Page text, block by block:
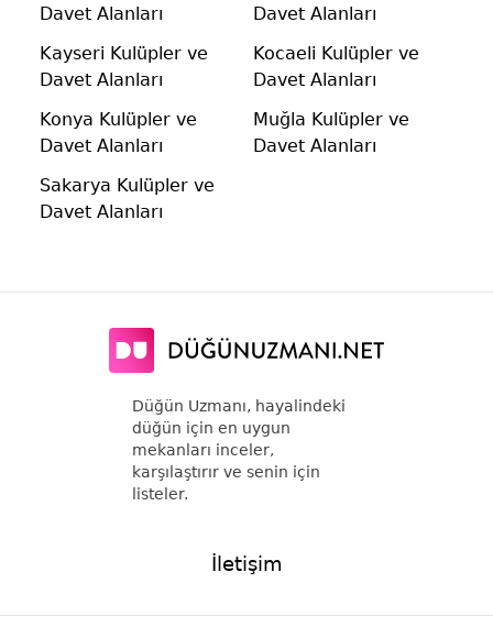
Davet Alanları
Davet Alanları
Kayseri Kulüpler ve
Davet Alanları
Kocaeli Kulüpler ve
Davet Alanları
Konya Kulüpler ve
Davet Alanları
Muğla Kulüpler ve
Davet Alanları
Sakarya Kulüpler ve
Davet Alanları
Düğün Uzmanı, hayalindeki
düğün için en uygun
mekanları inceler,
karşılaştırır ve senin için
listeler.
İletişim